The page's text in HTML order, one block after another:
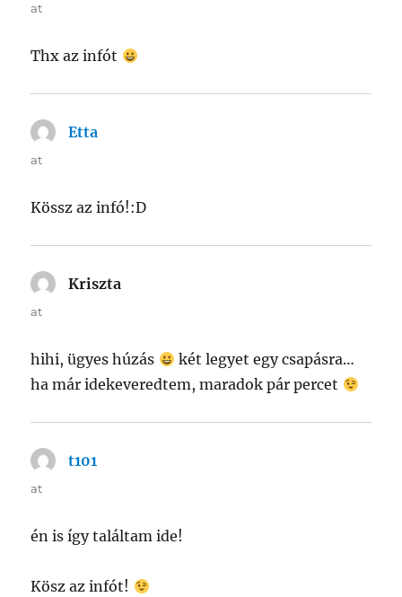
at
Thx az infót
Etta
at
Kössz az infó!:D
Kriszta
at
hihi, ügyes húzás
két legyet egy csapásra…
ha már idekeveredtem, maradok pár percet
t101
at
én is így találtam ide!
Kösz az infót!